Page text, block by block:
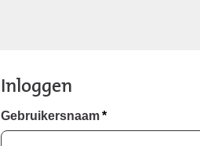
Inloggen
Gebruikersnaam *